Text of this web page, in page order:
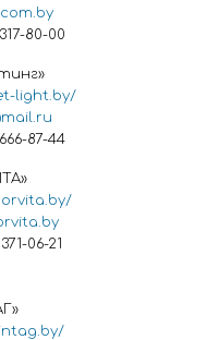
80-00
light.by/
87-44
06-21